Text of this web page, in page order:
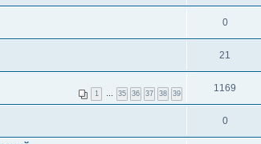
0
21
1 … 35 36 37 38 39 1169
0